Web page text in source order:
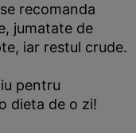
recomanda
jumatate de
iar restul crude.
pentru
dieta de o zi!